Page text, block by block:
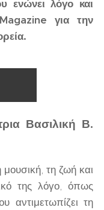
λόγο και
για την
Βασιλική Β.
τη ζωή και
της λόγο, όπως
αντιμετωπίζει τη